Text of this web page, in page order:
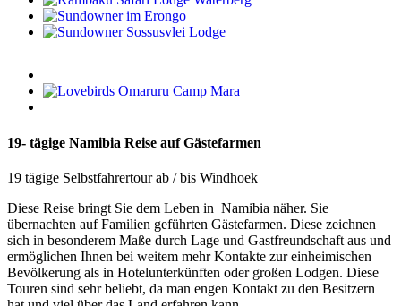
19- tägige Namibia Reise auf Gästefarmen
19 tägige Selbstfahrertour ab / bis Windhoek
Diese Reise bringt Sie dem Leben in Namibia näher. Sie
übernachten auf Familien geführten Gästefarmen. Diese zeichnen
sich in besonderem Maße durch Lage und Gastfreundschaft aus und
ermöglichen Ihnen bei weitem mehr Kontakte zur einheimischen
Bevölkerung als in Hotelunterkünften oder großen Lodgen. Diese
Touren sind sehr beliebt, da man engen Kontakt zu den Besitzern